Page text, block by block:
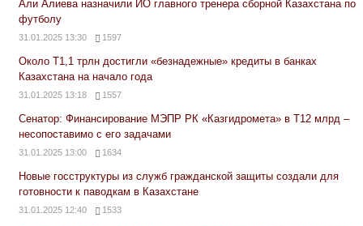
Али Алиева назначили ИО главного тренера сборной Казахстана по
футболу
31.01.2025 13:30 1597
Около Т1,1 трлн достигли «безнадежные» кредиты в банках
Казахстана на начало года
31.01.2025 13:18 1557
Сенатор: Финансирование МЭПР РК «Казгидромета» в Т12 млрд –
несопоставимо с его задачами
31.01.2025 13:00 1634
Новые госструктуры из служб гражданской защиты создали для
готовности к паводкам в Казахстане
31.01.2025 12:40 1533